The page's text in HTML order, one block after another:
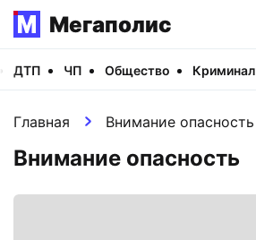
Мегаполис
ДТП ЧП Общество Криминал
Главная Внимание опасность
Внимание опасность